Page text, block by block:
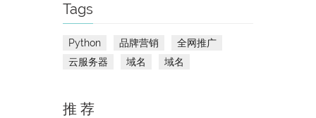
Tags
Python 品牌营销
全网推广
云服务器
域名 域名
推 荐